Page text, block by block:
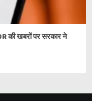
की खबरों पर सरकार ने